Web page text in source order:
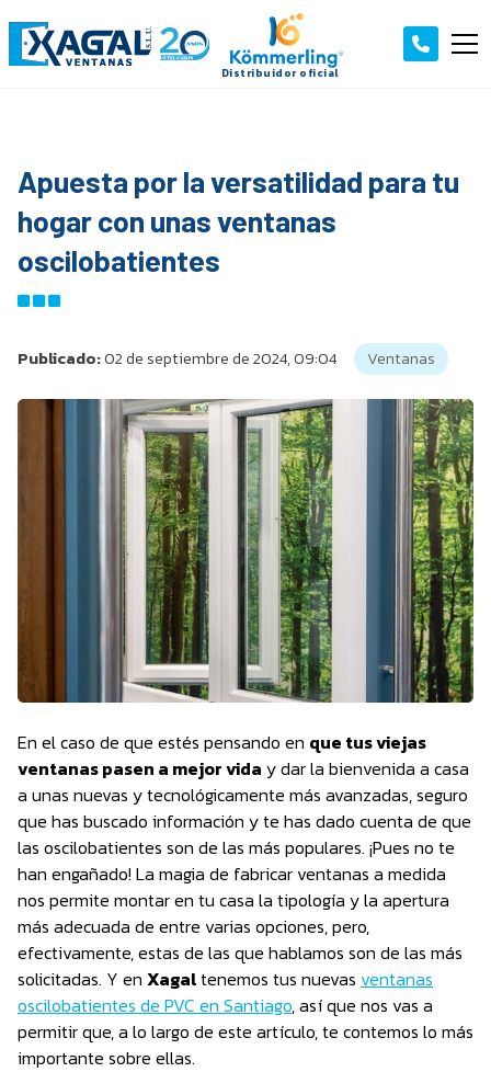
Apuesta por la versatilidad para tu
hogar con unas ventanas
oscilobatientes
Publicado:02 de septiembre de 2024, 09:04 Ventanas
En el caso de que estés pensando en que tus viejas
ventanas pasen a mejor vida y dar la bienvenida a casa
a unas nuevas y tecnológicamente más avanzadas, seguro
que has buscado información y te has dado cuenta de que
las oscilobatientes son de las más populares. ¡Pues no te
han engañado! La magia de fabricar ventanas a medida
nos permite montar en tu casa la tipología y la apertura
más adecuada de entre varias opciones, pero,
efectivamente, estas de las que hablamos son de las más
solicitadas. Y en Xagaltenemos tus nuevas ventanas
oscilobatientes de PVC en Santiago, así que nos vas a
permitir que, a lo largo de este artículo, te contemos lo más
importante sobre ellas.